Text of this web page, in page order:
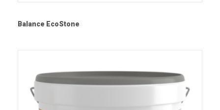
Balance EcoStone